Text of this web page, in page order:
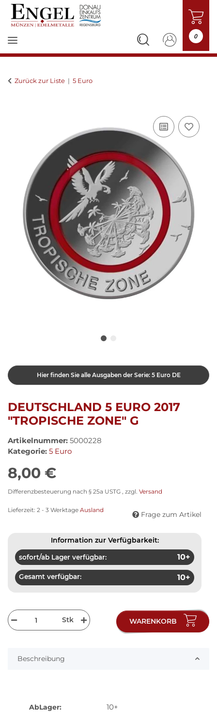
0
Zurück zur Liste 5 Euro
Hier finden Sie alle Ausgaben der Serie: 5 Euro DE
DEUTSCHLAND 5 EURO 2017
"TROPISCHE ZONE" G
Artikelnummer: 5000228
Kategorie: 5 Euro
8,00 €
Differenzbesteuerung nach § 25a USTG , zzgl. Versand
Lieferzeit: 2 - 3 Werktage Ausland
Frage zum Artikel
Information zur Verfügbarkeit:
sofort/ab Lager verfügbar: 10+
Gesamt verfügbar: 10+
Stk WARENKORB
Beschreibung
AbLager: 10+